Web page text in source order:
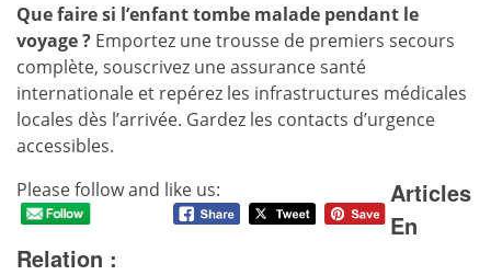
Que faire si l’enfant tombe malade pendant le
voyage ? Emportez une trousse de premiers secours
complète, souscrivez une assurance santé
internationale et repérez les infrastructures médicales
locales dès l’arrivée. Gardez les contacts d’urgence
accessibles.
Please follow and like us:
Articles
En
Relation :